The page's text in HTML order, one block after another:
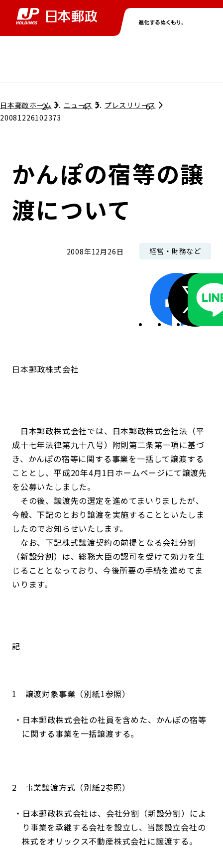
グループ情報トップ
コンプライアンス
ガバナンス
株主・投資家情報トップ
個人投資家のみなさまへ
株式情報
ニューストップ
サステナビリティトップ
担当役員メッセージ
サステナビリティマネジメント
採用情報トップ
日本郵政ホーム ニュース
プレスリリース
20081226102373
かんぽの宿等の譲
渡について
2008年12月26日 経営・財務など
日本郵政株式会社
日本郵政株式会社では、日本郵政株式会社法（平
成十七年法律第九十八号）附則第二条第一項に基づ
き、かんぽの宿等に関する事業を一括して譲渡する
こととし、平成20年4月1日ホームページにて譲渡先
を公募いたしました。
その後、譲渡先の選定を進めてまいりましたが、
今般、下記のとおり譲渡を実施することといたしま
したのでお知らせいたします。
なお、下記株式譲渡契約の前提となる会社分割
（新設分割）は、総務大臣の認可を受けて効力を生
じることとなっており、今後所要の手続を進めてま
いります。
記
1 譲渡対象事業（別紙1参照）
日本郵政株式会社の社員を含めた、かんぽの宿等
に関する事業を一括譲渡する。
2 事業譲渡方式（別紙2参照）
日本郵政株式会社は、会社分割（新設分割）によ
り事業を承継する会社を設立し、当該設立会社の
株式をオリックス不動産株式会社に譲渡する。